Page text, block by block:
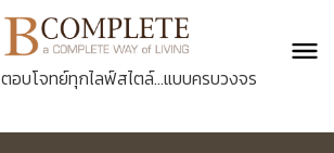
ตอบโจทย์ทุกไลฟ์สไตล์...แบบครบวงจร